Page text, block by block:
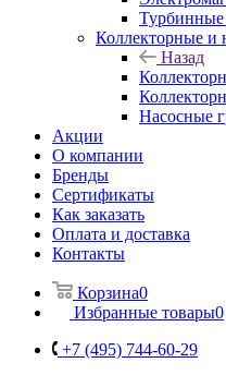
Турбинные
Коллекторные и
Назад
Насосные
Акции
О компании
Бренды
Сертификаты
Как заказать
Оплата и доставка
Контакты
Корзина0
Избранные товары0
+7 (495) 744-60-29